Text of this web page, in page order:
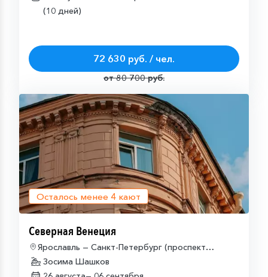
(10 дней)
72 630 руб. / чел.
от 80 700 руб.
Осталось менее 4 кают
Северная Венеция
Ярославль — Санкт-Петербург (проспект
Обуховской Обороны) — Ярославль
Зосима Шашков